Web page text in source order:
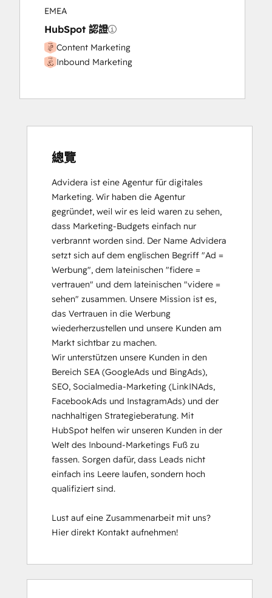
EMEA
HubSpot 認證
Content Marketing
Inbound Marketing
總覽
Advidera ist eine Agentur für digitales
Marketing. Wir haben die Agentur
gegründet, weil wir es leid waren zu sehen,
dass Marketing-Budgets einfach nur
verbrannt worden sind. Der Name Advidera
setzt sich auf dem englischen Begriff "Ad =
Werbung", dem lateinischen "fidere =
vertrauen" und dem lateinischen "videre =
sehen" zusammen. Unsere Mission ist es,
das Vertrauen in die Werbung
wiederherzustellen und unsere Kunden am
Markt sichtbar zu machen.
Wir unterstützen unsere Kunden in den
Bereich SEA (GoogleAds und BingAds),
SEO, Socialmedia-Marketing (LinkINAds,
FacebookAds und InstagramAds) und der
nachhaltigen Strategieberatung. Mit
HubSpot helfen wir unseren Kunden in der
Welt des Inbound-Marketings Fuß zu
fassen. Sorgen dafür, dass Leads nicht
einfach ins Leere laufen, sondern hoch
qualifiziert sind.
Lust auf eine Zusammenarbeit mit uns?
Hier direkt Kontakt aufnehmen!